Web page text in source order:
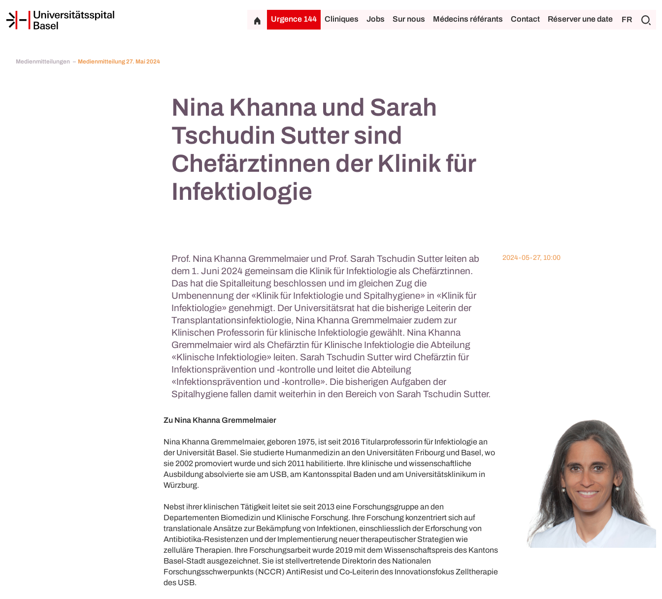
Urgence 144 Cliniques Jobs Sur nous Médecins référants Contact Réserver une date FR
Medienmitteilungen Medienmitteilung 27. Mai 2024
Nina Khanna und Sarah
Tschudin Sutter sind
Chefärztinnen der Klinik für
Infektiologie
Prof. Nina Khanna Gremmelmaier und Prof. Sarah Tschudin Sutter leiten ab
dem 1. Juni 2024 gemeinsam die Klinik für Infektiologie als Chefärztinnen.
Das hat die Spitalleitung beschlossen und im gleichen Zug die
Umbenennung der «Klinik für Infektiologie und Spitalhygiene» in «Klinik für
Infektiologie» genehmigt. Der Universitätsrat hat die bisherige Leiterin der
Transplantationsinfektiologie, Nina Khanna Gremmelmaier zudem zur
Klinischen Professorin für klinische Infektiologie gewählt. Nina Khanna
Gremmelmaier wird als Chefärztin für Klinische Infektiologie die Abteilung
«Klinische Infektiologie» leiten. Sarah Tschudin Sutter wird Chefärztin für
Infektionsprävention und -kontrolle und leitet die Abteilung
«Infektionsprävention und -kontrolle». Die bisherigen Aufgaben der
Spitalhygiene fallen damit weiterhin in den Bereich von Sarah Tschudin Sutter.
2024-05-27, 10:00
Zu Nina Khanna Gremmelmaier
Nina Khanna Gremmelmaier, geboren 1975, ist seit 2016 Titularprofessorin für Infektiologie an
der Universität Basel. Sie studierte Humanmedizin an den Universitäten Fribourg und Basel, wo
sie 2002 promoviert wurde und sich 2011 habilitierte. Ihre klinische und wissenschaftliche
Ausbildung absolvierte sie am USB, am Kantonsspital Baden und am Universitätsklinikum in
Würzburg.
Nebst ihrer klinischen Tätigkeit leitet sie seit 2013 eine Forschungsgruppe an den
Departementen Biomedizin und Klinische Forschung. Ihre Forschung konzentriert sich auf
translationale Ansätze zur Bekämpfung von Infektionen, einschliesslich der Erforschung von
Antibiotika-Resistenzen und der Implementierung neuer therapeutischer Strategien wie
zelluläre Therapien. Ihre Forschungsarbeit wurde 2019 mit dem Wissenschaftspreis des Kantons
Basel-Stadt ausgezeichnet. Sie ist stellvertretende Direktorin des Nationalen
Forschungsschwerpunkts (NCCR) AntiResist und Co-Leiterin des Innovationsfokus Zelltherapie
des USB.